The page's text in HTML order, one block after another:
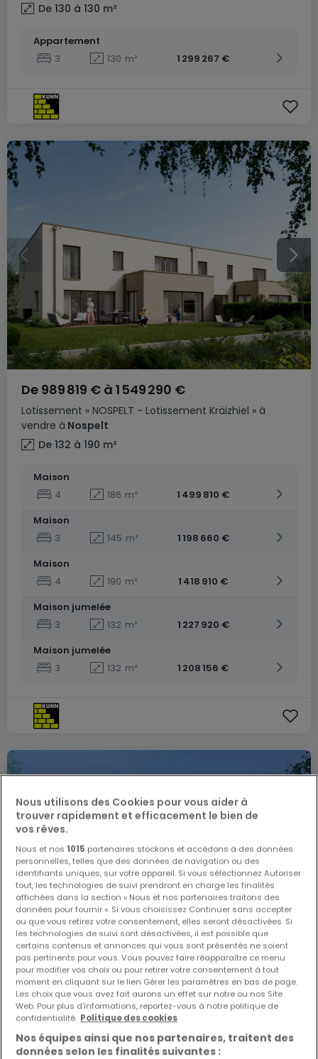
De 130 à 130 m²
Appartement
3
130 m² 1 299 267 €
Lotissement « NOSPELT - Lotissement Kräizhiel » à
vendre à Nospelt
De 989 819 € à 1 549 290 €
De 132 à 190 m²
Maison
4
186 m²
1 499 810 €
Maison
3
145 m²
1 198 660 €
Maison
4
190 m²
1 418 910 €
Maison jumelée
3
132 m²
1 227 920 €
Maison jumelée
3
132 m² 1 208 156 €
Lotissement « Olm » à vendre àOlm
De1 684 474 €à1 749 020 €
De 280 à 300m²
Nous utilisons des Cookies pour vous aider à
trouver rapidement et efficacement le bien de
vos rêves.
Nous et nos 1015 partenaires stockons et accédons à des données
personnelles, telles que des données de navigation ou des
identifiants uniques, sur votre appareil. Si vous sélectionnez Autoriser
tout, les technologies de suivi prendront en charge les finalités
affichées dans la section « Nous et nos partenaires traitons des
données pour fournir ». Si vous choisissez Continuer sans accepter
ou que vous retirez votre consentement, elles seront désactivées. Si
les technologies de suivi sont désactivées, il est possible que
certains contenus et annonces qui vous sont présentés ne soient
pas pertinents pour vous. Vous pouvez faire réapparaître ce menu
pour modifier vos choix ou pour retirer votre consentement à tout
moment en cliquant sur le lien Gérer les paramètres en bas de page.
Les choix que vous avez fait aurons un effet sur notre ou nos Site
Web. Pour plus d’informations, reportez-vous à notre politique de
confidentialité. Politique des cookies
Nos équipes ainsi que nos partenaires, traitent des
données selon les finalités suivantes :